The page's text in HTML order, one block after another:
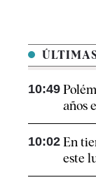
10:49
años
10:02 En
este